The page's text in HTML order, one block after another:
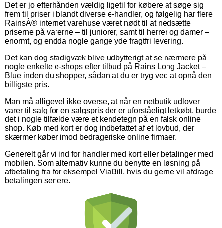
Det er jo efterhånden vældig ligetil for købere at søge sig
frem til priser i blandt diverse e-handler, og følgelig har flere
RainsÂ® internet varehuse været nødt til at nedsætte
priserne på varerne – til juniorer, samt til herrer og damer –
enormt, og endda nogle gange yde fragtfri levering.
Det kan dog stadigvæk blive udbytterigt at se nærmere på
nogle enkelte e-shops efter tilbud på Rains Long Jacket –
Blue inden du shopper, sådan at du er tryg ved at opnå den
billigste pris.
Man må alligevel ikke overse, at når en netbutik udlover
varer til salg for en salgspris der er uforståeligt letkøbt, burde
det i nogle tilfælde være et kendetegn på en falsk online
shop. Køb med kort er dog indbefattet af et lovbud, der
skærmer køber imod bedrageriske online firmaer.
Generelt går vi ind for handler med kort eller betalinger med
mobilen. Som alternativ kunne du benytte en løsning på
afbetaling fra for eksempel ViaBill, hvis du gerne vil afdrage
betalingen senere.